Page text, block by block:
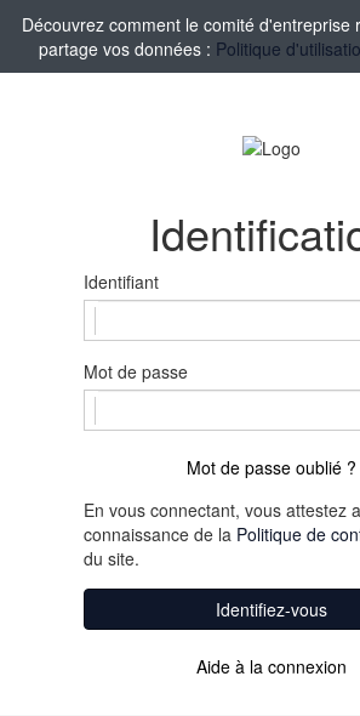
Découvrez comment le comité d'entreprise
partage vos données : Politique
Identifiant
Mot de passe
Mot de passe oublié ?
En vous connectant, vous attestez
connaissance de la Politique de
du site.
Identifiez-vous
Aide à la connexion